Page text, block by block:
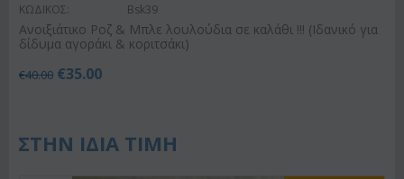
ΚΩΔΙΚΟΣ: Bsk39
Ανοιξιάτικο Ροζ & Μπλε λουλούδια σε καλάθι !!! (Ιδανικό για
δίδυμα αγοράκι & κοριτσάκι)
€40.00 €35.00
ΣΤΗΝ ΙΔΙΑ ΤΙΜΗ